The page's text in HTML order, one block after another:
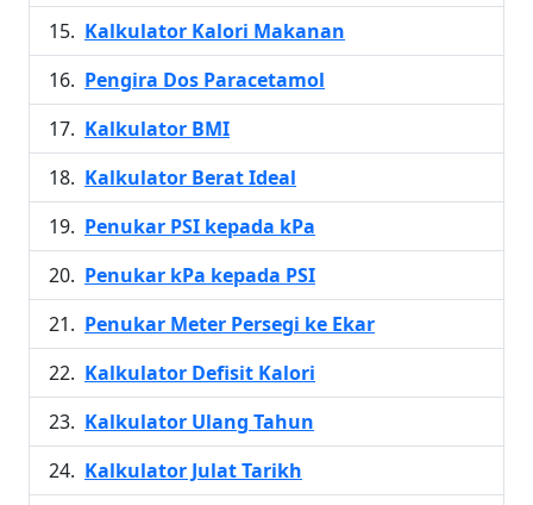
Kalkulator Kalori Makanan
Pengira Dos Paracetamol
Kalkulator BMI
Kalkulator Berat Ideal
Penukar PSI kepada kPa
Penukar kPa kepada PSI
Penukar Meter Persegi ke Ekar
Kalkulator Defisit Kalori
Kalkulator Ulang Tahun
Kalkulator Julat Tarikh